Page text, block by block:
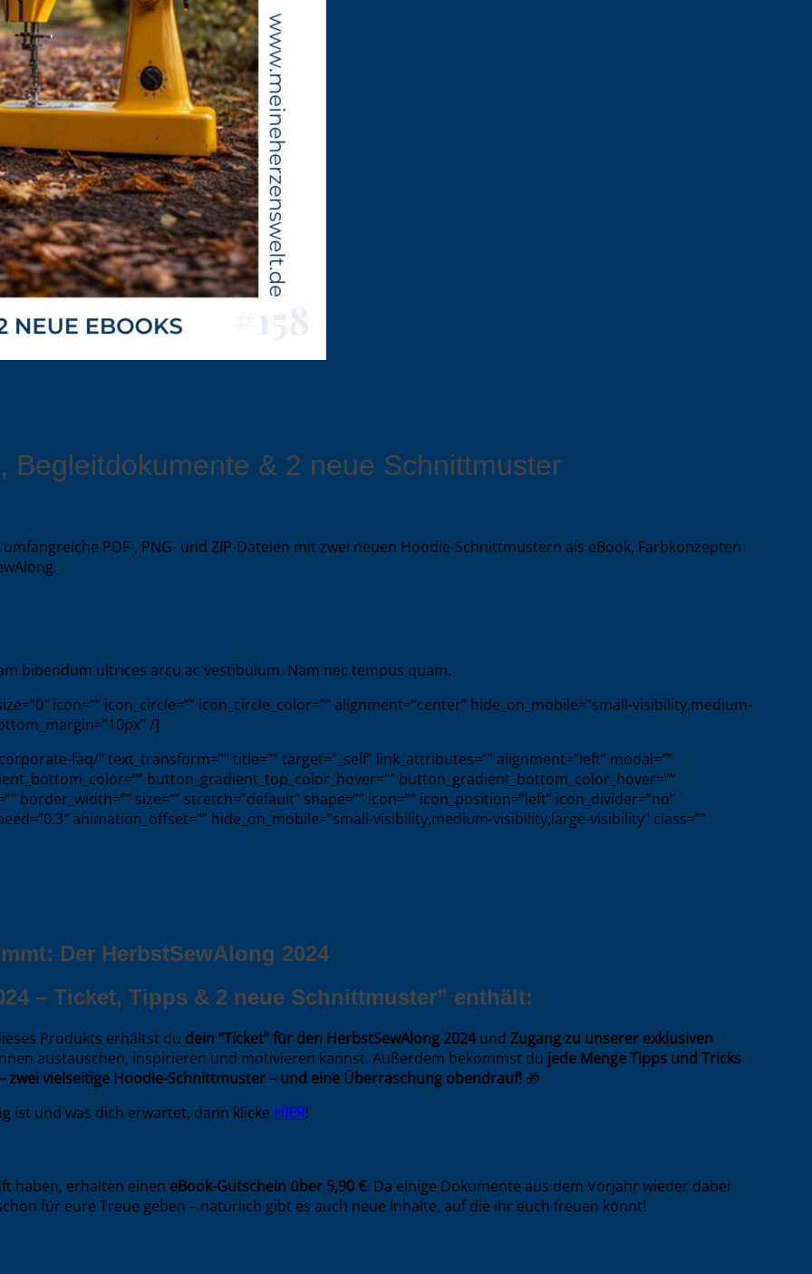
Begleitdokumente & 2 neue Schnittmuster
PDF-, PNG- und ZIP-Dateien mit zwei neuen Hoodie-Schnittmustern als eBook, Farbkonzepten
bibendum ultrices arcu ac vestibulum. Nam nec tempus quam.
icon=”” icon_circle=”” icon_circle_color=”” alignment=”center” hide_on_mobile=”small-visibility,medium-
/]
faq/” text_transform=”” title=”” target=”_self” link_attributes=”” alignment=”left” modal=””
button_gradient_top_color_hover=”” button_gradient_bottom_color_hover=””
border_width=”” size=”” stretch=”default” shape=”” icon=”” icon_position=”left” icon_divider=”no”
animation_offset=”” hide_on_mobile=”small-visibility,medium-visibility,large-visibility” class=””
Der HerbstSewAlong 2024
– Ticket, Tipps & 2 neue Schnittmuster” enthält:
Produkts erhältst du dein “Ticket” für den HerbstSewAlong 2024und Zugang zu unserer exklusiven
austauschen, inspirieren und motivieren kannst. Außerdem bekommst du jede Menge Tipps und Tricks
zwei vielseitige Hoodie-Schnittmuster – und eine Überraschung obendrauf! 🎁
ist und was dich erwartet, dann klicke HIER!
haben, erhalten einen eBook-Gutschein über 5,90 €. Da einige Dokumente aus dem Vorjahr wieder dabei
für eure Treue geben – natürlich gibt es auch neue Inhalte, auf die ihr euch freuen könnt!